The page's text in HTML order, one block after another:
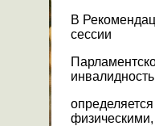
В
сессии
инвалидность
физическими,